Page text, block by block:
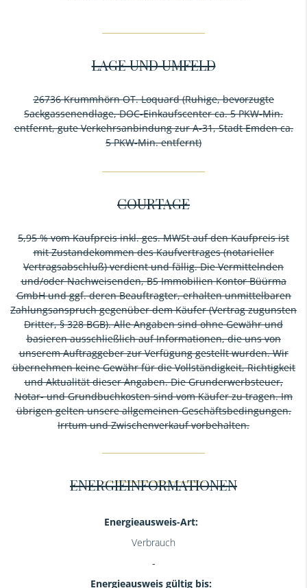
LAGE UND UMFELD
26736 Krummhörn OT. Loquard (Ruhige, bevorzugte
Sackgassenendlage, DOC-Einkaufscenter ca. 5 PKW-Min.
entfernt, gute Verkehrsanbindung zur A-31, Stadt Emden ca.
5 PKW-Min. entfernt)
COURTAGE
5,95 % vom Kaufpreis inkl. ges. MWSt auf den Kaufpreis ist
mit Zustandekommen des Kaufvertrages (notarieller
Vertragsabschluß) verdient und fällig. Die Vermittelnden
und/oder Nachweisenden, BS Immobilien Kontor Büürma
GmbH und ggf. deren Beauftragter, erhalten unmittelbaren
Zahlungsanspruch gegenüber dem Käufer (Vertrag zugunsten
Dritter, § 328 BGB). Alle Angaben sind ohne Gewähr und
basieren ausschließlich auf Informationen, die uns von
unserem Auftraggeber zur Verfügung gestellt wurden. Wir
übernehmen keine Gewähr für die Vollständigkeit, Richtigkeit
und Aktualität dieser Angaben. Die Grunderwerbsteuer,
Notar- und Grundbuchkosten sind vom Käufer zu tragen. Im
übrigen gelten unsere allgemeinen Geschäftsbedingungen.
Irrtum und Zwischenverkauf vorbehalten.
ENERGIEINFORMATIONEN
Energieausweis-Art:
Verbrauch
Energieausweis gültig bis: